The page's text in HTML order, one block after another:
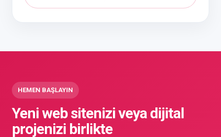
HEMEN BAŞLAYIN
Yeni web sitenizi veya dijital
projenizi birlikte